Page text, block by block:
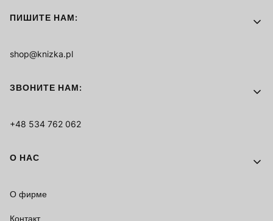
ПИШИТЕ НАМ:
shop@knizka.pl
ЗВОНИТЕ НАМ:
+48 534 762 062
О НАС
О фирме
Контакт